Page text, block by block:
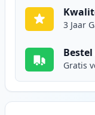
3 Jaar
Gratis